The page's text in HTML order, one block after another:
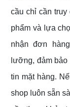
cầu chỉ cần truy
phẩm và lựa
nhận đơn
lưỡng, đảm
tin mặt hàng.
shop luôn sẵn